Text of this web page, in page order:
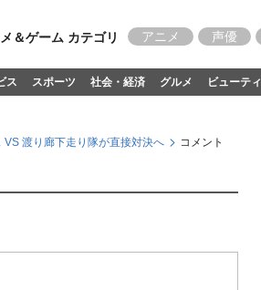
＆ゲーム カテゴリ アニメ 声優
ス スポーツ 社会・経済 グルメ ビューティ
渡り廊下走り隊が直接対決へ コメント